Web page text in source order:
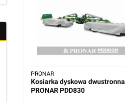
Kosiarka dyskowa dwustronna
PRONAR PDD830
PRONAR